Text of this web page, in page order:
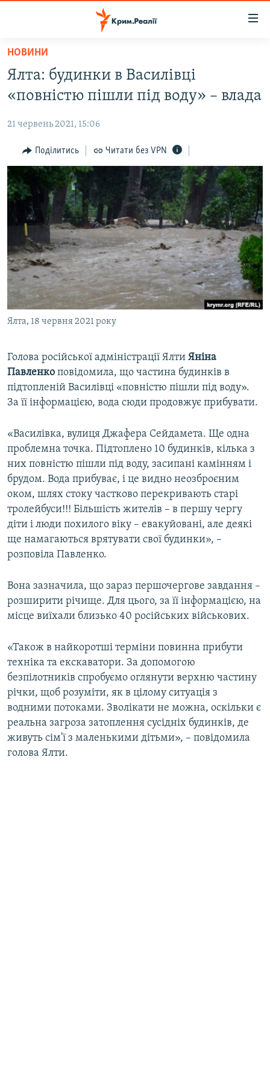
Перейти
основного
матеріалу
до
навігації
Перейти
до
пошуку
ВОДА.КРИМ
ПОЛІТИКА
БЛОГИ
ПОГЛЯД
ІНТЕРВ'Ю
ВСЕ ЗА ДЕНЬ
СПЕЦПРОЕКТИ
ДЕПОРТАЦІЯ
ВІДЕОУРОКИ «ELIFBE»
СВІДЧЕННЯ ОКУПАЦІЇ
УКРАЇНСЬКА ПРОБЛЕМА КРИМУ
ЯК ОБІЙТИ БЛОКУВАННЯ
Русский
Qırımtatar
Усі сайти RFE/RL
НОВИНИ
Ялта: будинки в Василівці
«повністю пішли під воду» – влада
21 червень 2021, 15:06
Поділитись Читати без VPN
Ялта, 18 червня 2021 року
Голова російської адміністрації Ялти Яніна
Павленко повідомила, що частина будинків в
підтопленій Василівці «повністю пішли під воду».
За її інформацією, вода сюди продовжує прибувати.
«Василівка, вулиця Джафера Сейдамета. Ще одна
проблемна точка. Підтоплено 10 будинків, кілька з
них повністю пішли під воду, засипані камінням і
брудом. Вода прибуває, і це видно неозброєним
оком, шлях стоку частково перекривають старі
тролейбуси!!! Більшість жителів – в першу чергу
діти і люди похилого віку – евакуйовані, але деякі
ще намагаються врятувати свої будинки», –
розповіла Павленко.
Вона зазначила, що зараз першочергове завдання –
розширити річище. Для цього, за її інформацією, на
місце виїхали близько 40 російських військових.
«Також в найкоротші терміни повинна прибути
техніка та екскаватори. За допомогою
безпілотників спробуємо оглянути верхню частину
річки, щоб розуміти, як в цілому ситуація з
водними потоками. Зволікати не можна, оскільки є
реальна загроза затоплення сусідніх будинків, де
живуть сім'ї з маленькими дітьми», – повідомила
голова Ялти.